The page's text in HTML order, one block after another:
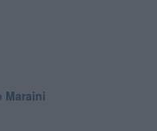
Maraini